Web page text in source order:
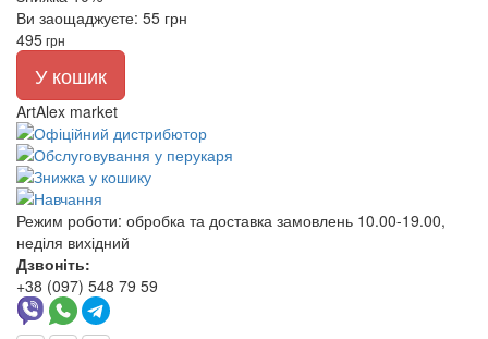
Ви заощаджуєте: 55 грн
495грн
У кошик
ArtAlex market
Режим роботи: обробка та доставка замовлень 10.00-19.00,
неділя вихідний
Дзвоніть:
+38 (097) 548 79 59